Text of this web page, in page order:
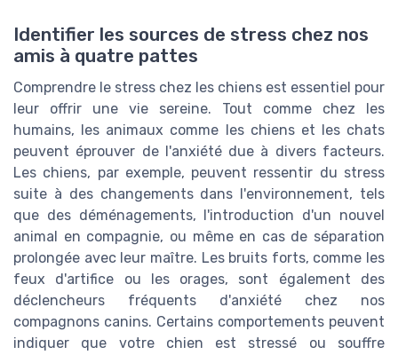
Identifier les sources de stress chez nos
amis à quatre pattes
Comprendre le stress chez les chiens est essentiel pour
leur offrir une vie sereine. Tout comme chez les
humains, les animaux comme les chiens et les chats
peuvent éprouver de l'anxiété due à divers facteurs.
Les chiens, par exemple, peuvent ressentir du stress
suite à des changements dans l'environnement, tels
que des déménagements, l'introduction d'un nouvel
animal en compagnie, ou même en cas de séparation
prolongée avec leur maître. Les bruits forts, comme les
feux d'artifice ou les orages, sont également des
déclencheurs fréquents d'anxiété chez nos
compagnons canins. Certains comportements peuvent
indiquer que votre chien est stressé ou souffre